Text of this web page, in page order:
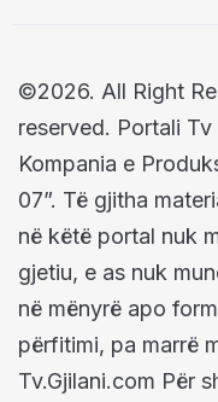
©2026. All Right
reserved. Portali
Kompania e
07”. Të gjitha
në këtë portal nuk
gjetiu, e as nuk
në mënyrë apo
përfitimi, pa marrë
Tv.Gjilani.com Për